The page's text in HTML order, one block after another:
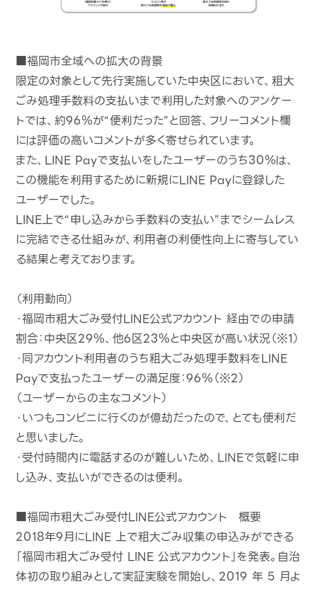
■福岡市全域への拡大の背景
限定の対象として先行実施していた中央区において、粗大
ごみ処理手数料の支払いまで利用した対象へのアンケー
トでは、約96％が“便利だった”と回答、フリーコメント欄
には評価の高いコメントが多く寄せられています。
また、LINE Payで支払いをしたユーザーのうち30％は、
この機能を利用するために新規にLINE Payに登録した
ユーザーでした。
LINE上で“申し込みから手数料の支払い”までシームレス
に完結できる仕組みが、利用者の利便性向上に寄与してい
る結果と考えております。
（利用動向）
・福岡市粗大ごみ受付LINE公式アカウント 経由での申請
割合：中央区29％、他6区23％と中央区が高い状況（※1）
・同アカウント利用者のうち粗大ごみ処理手数料をLINE
Payで支払ったユーザーの満足度：96％（※2）
（ユーザーからの主なコメント）
・いつもコンビニに行くのが億劫だったので、とても便利だ
と思いました。
・受付時間内に電話するのが難しいため、LINEで気軽に申
し込み、支払いができるのは便利。
■福岡市粗大ごみ受付LINE公式アカウント 概要
2018年9月にLINE 上で粗大ごみ収集の申込みができる
「福岡市粗大ごみ受付 LINE 公式アカウント」を発表。自治
体初の取り組みとして実証実験を開始し、2019 年 5 月よ